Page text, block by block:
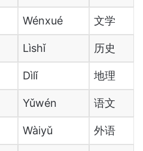
Wénxué 文学
Lìshǐ 历史
Dìlǐ 地理
Yǔwén 语文
Wàiyǔ 外语